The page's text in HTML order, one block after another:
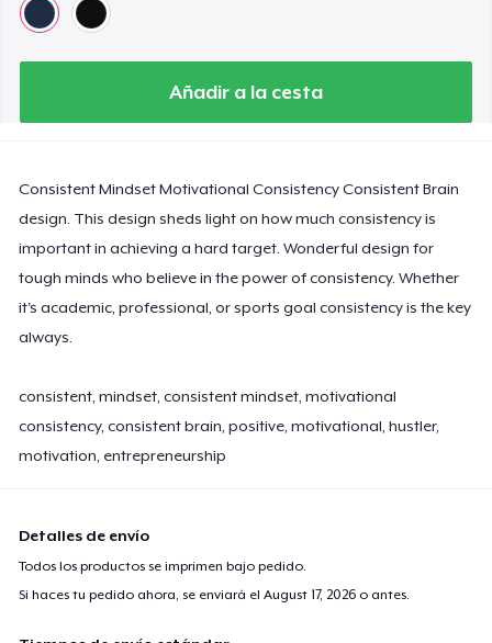
Añadir a la cesta
Consistent Mindset Motivational Consistency Consistent Brain
design. This design sheds light on how much consistency is
important in achieving a hard target. Wonderful design for
tough minds who believe in the power of consistency. Whether
it's academic, professional, or sports goal consistency is the key
always.
consistent, mindset, consistent mindset, motivational
consistency, consistent brain, positive, motivational, hustler,
motivation, entrepreneurship
Detalles de envío
Todos los productos se imprimen bajo pedido.
Si haces tu pedido ahora, se enviará elAugust 17, 2026 o antes.